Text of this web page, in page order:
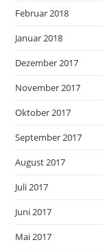
Februar 2018
Januar 2018
Dezember 2017
November 2017
Oktober 2017
September 2017
August 2017
Juli 2017
Juni 2017
Mai 2017